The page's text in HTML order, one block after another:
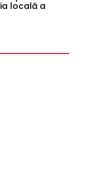
locală a